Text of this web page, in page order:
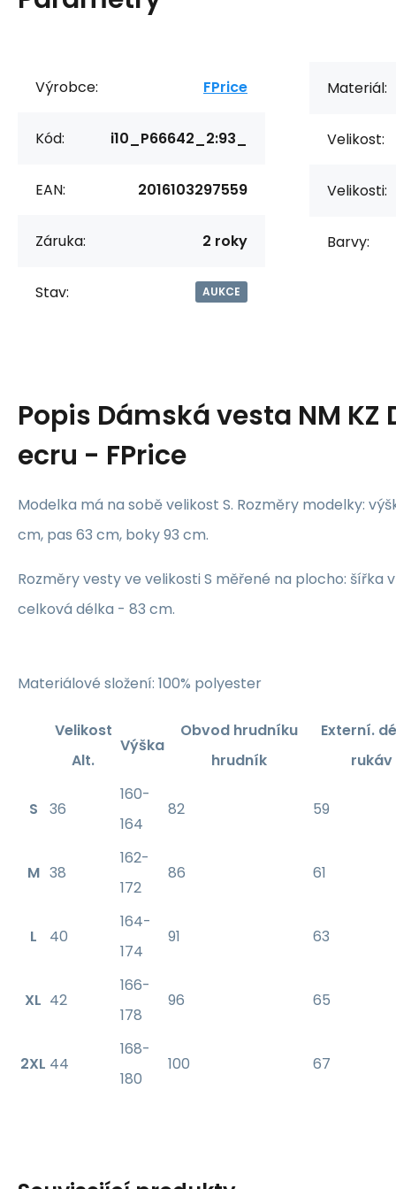
Výrobce: FPrice
Kód: i10_P66642_2:93_
EAN: 2016103297559
Záruka: 2 roky
Stav: AUKCE
Materiál:
Velikost:
Velikosti:
Barvy:
Popis Dámská vesta NM KZ
ecru - FPrice
Modelka má na sobě velikost S. Rozměry modelky:
cm, pas 63 cm, boky 93 cm.
Rozměry vesty ve velikosti S měřené na plocho: šířka
celková délka - 83 cm.
Materiálové složení: 100% polyester
Velikost
Alt.
Výška
Obvod hrudníku
hrudník
Externí.
rukáv
S 36
160-
164
82 59
M 38
162-
172
86 61
L 40
164-
174
91 63
XL 42
166-
178
96 65
2XL 44
168-
180
100 67